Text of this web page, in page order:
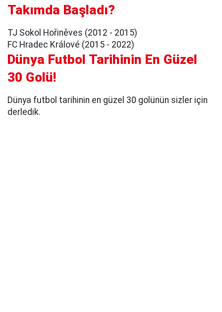
Takımda Başladı?
TJ Sokol Hořiněves (2012 - 2015)
FC Hradec Králové (2015 - 2022)
Dünya Futbol Tarihinin En Güzel
30 Golü!
Dünya futbol tarihinin en güzel 30 golünün sizler için
derledik.